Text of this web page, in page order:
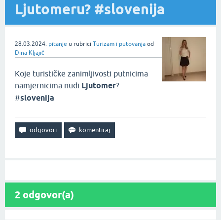
Ljutomeru? #slovenija
28.03.2024. pitanje u rubrici Turizam i putovanja od
Dina Kljajić
Koje turističke zanimljivosti putnicima
namjernicima nudi Ljutomer?
#slovenija
2 odgovor(a)